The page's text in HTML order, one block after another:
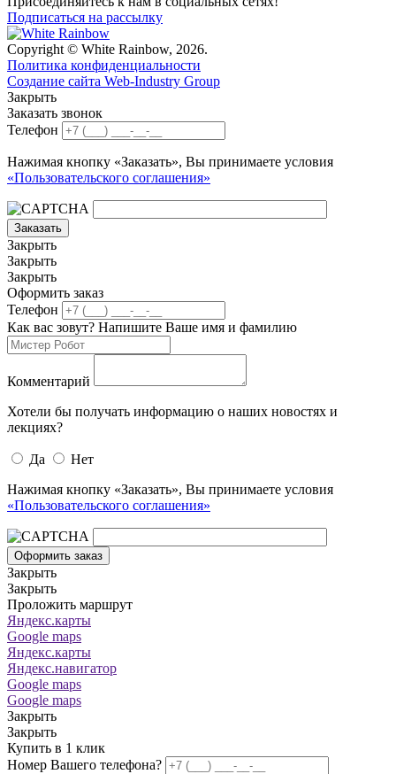
Подписаться на рассылку
Copyright © White Rainbow, 2026.
Политика конфиденциальности
Создание сайта Web-Industry Group
Закрыть
Заказать звонок
Телефон
Нажимая кнопку «Заказать», Вы принимаете условия
«Пользовательского соглашения»
Заказать
Закрыть
Закрыть
Закрыть
Оформить заказ
Телефон
Как вас зовут? Напишите Ваше имя и фамилию
Комментарий
Хотели бы получать информацию о наших новостях и
лекциях?
Да
Нет
Нажимая кнопку «Заказать», Вы принимаете условия
«Пользовательского соглашения»
Оформить заказ
Закрыть
Закрыть
Проложить маршрут
Яндекс.карты
Google maps
Яндекс.карты
Яндекс.навигатор
Google maps
Google maps
Закрыть
Закрыть
Купить в 1 клик
Номер Вашего телефона?